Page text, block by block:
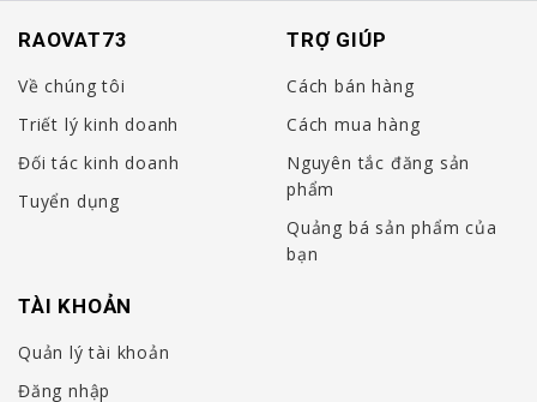
RAOVAT73
Về chúng tôi
Triết lý kinh doanh
Đối tác kinh doanh
Tuyển dụng
TRỢ GIÚP
Cách bán hàng
Cách mua hàng
Nguyên tắc đăng sản
phẩm
Quảng bá sản phẩm của
bạn
TÀI KHOẢN
Quản lý tài khoản
Đăng nhập